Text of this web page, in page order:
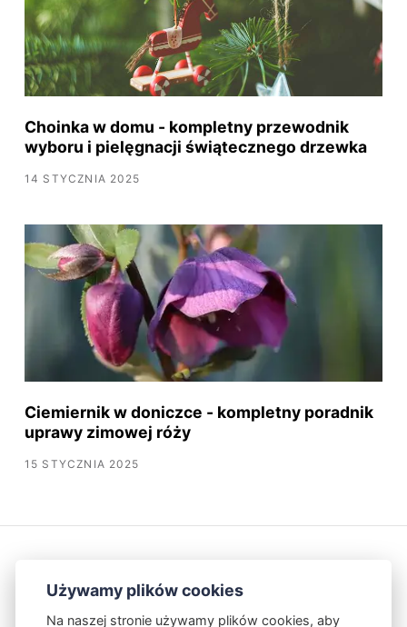
Choinka w domu - kompletny przewodnik
wyboru i pielęgnacji świątecznego drzewka
14 STYCZNIA 2025
Ciemiernik w doniczce - kompletny poradnik
uprawy zimowej róży
15 STYCZNIA 2025
Używamy plików cookies
Na naszej stronie używamy plików cookies, aby